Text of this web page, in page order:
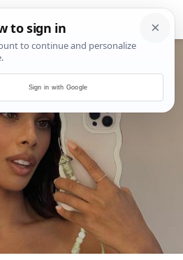
Sign in with Google